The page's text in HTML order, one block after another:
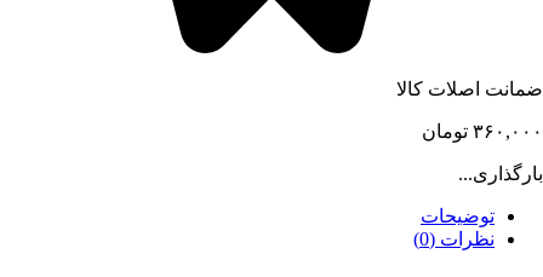
ضمانت اصلات کالا
۳۶۰,۰۰۰ تومان
بارگذاری...
توضیحات
نظرات (0)